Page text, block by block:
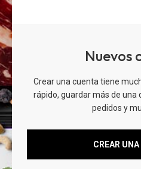
Nuevos
Crear una cuenta tiene
rápido, guardar más de una
pedidos y
CREAR